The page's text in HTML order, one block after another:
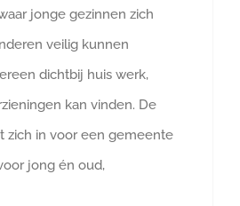
jonge gezinnen zich
veilig kunnen
dichtbij huis werk,
kan vinden. De
zich in voor een gemeente
jong én oud,